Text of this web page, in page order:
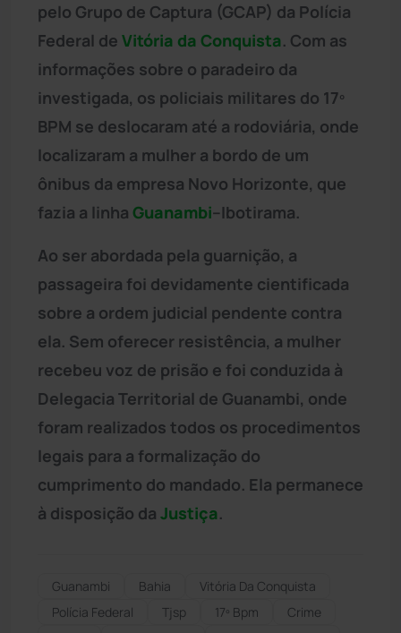
pelo Grupo de Captura (GCAP) da Polícia
Federal de Vitória da Conquista. Com as
informações sobre o paradeiro da
investigada, os policiais militares do 17º
BPM se deslocaram até a rodoviária, onde
localizaram a mulher a bordo de um
ônibus da empresa Novo Horizonte, que
fazia a linha Guanambi–Ibotirama.
Ao ser abordada pela guarnição, a
passageira foi devidamente cientificada
sobre a ordem judicial pendente contra
ela. Sem oferecer resistência, a mulher
recebeu voz de prisão e foi conduzida à
Delegacia Territorial de Guanambi, onde
foram realizados todos os procedimentos
legais para a formalização do
cumprimento do mandado. Ela permanece
à disposição da Justiça.
Guanambi Bahia
Vitória Da Conquista
Polícia Federal
Tjsp 17º Bpm
Crime